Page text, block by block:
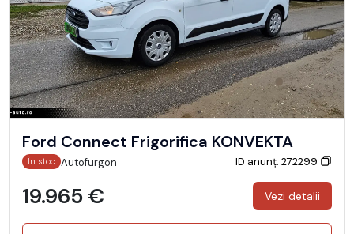
Ford Connect Frigorifica KONVEKTA
În stoc Autofurgon ID anunț: 272299
19.965 € Vezi detalii